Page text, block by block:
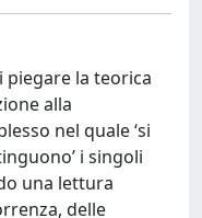
piegare la teorica
alla
nel quale ‘si
i singoli
una lettura
delle